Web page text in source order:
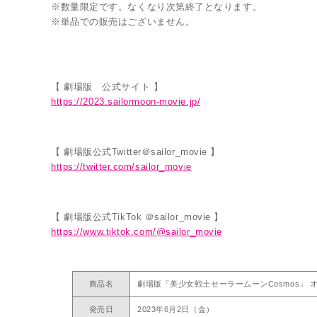
※数量限定です。なくなり次第終了となります。
※単品での販売はございません。
【 劇場版 公式サイト 】
https://2023.sailormoon-movie.jp/
【 劇場版公式Twitter＠sailor_movie 】
https://twitter.com/sailor_movie
【 劇場版公式TikTok ＠sailor_movie 】
https://www.tiktok.com/@sailor_movie
商品名 劇場版「美少女戦士セーラームーンCosmos」
発売日 2023年6月2日（金）